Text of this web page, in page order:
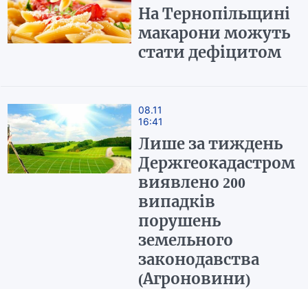
На Тернопільщині
макарони можуть
стати дефіцитом
08.11
16:41
Лише за тиждень
Держгеокадастром
виявлено 200
випадків
порушень
земельного
законодавства
(Агроновини)